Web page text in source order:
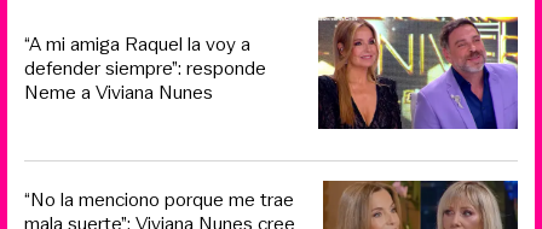
“A mi amiga Raquel la voy a
defender siempre”: responde
Neme a Viviana Nunes
“No la menciono porque me trae
mala suerte”: Viviana Nunes cree